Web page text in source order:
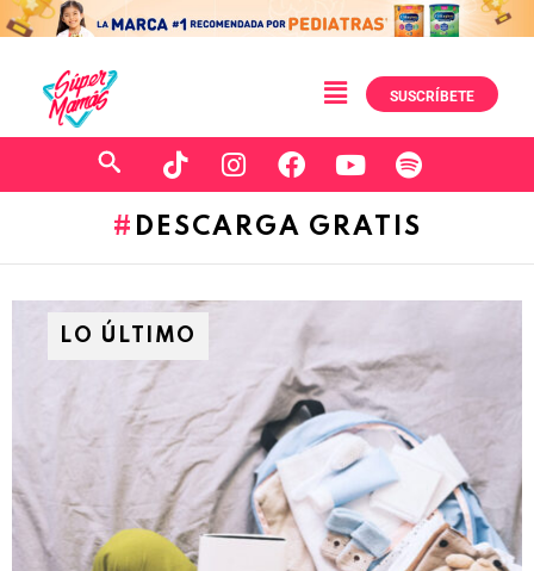
SUSCRÍBETE
DESCARGA GRATIS
LO ÚLTIMO